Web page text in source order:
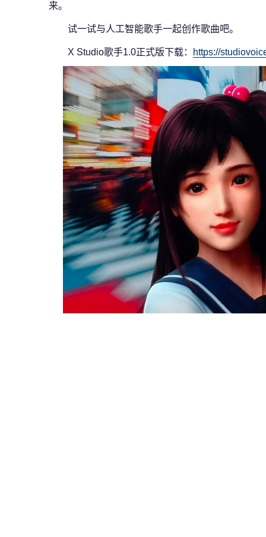
来。
试一试与人工智能歌手一起创作歌曲吧。
X Studio歌手1.0正式版下载： https://